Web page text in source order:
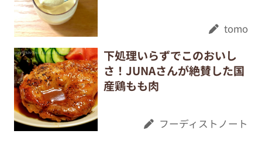
tomo
下処理いらずでこのおいし
さ！JUNAさんが絶賛した国
産鶏もも肉
フーディストノート